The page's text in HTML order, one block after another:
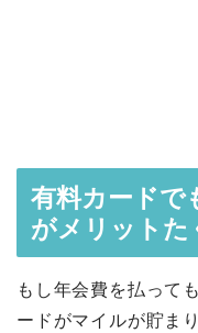
有料カードで
がメリットた
もし年会費を払って
ードがマイルが貯ま